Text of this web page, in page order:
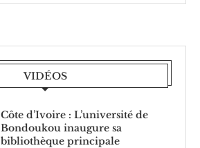
VIDÉOS
Côte d’Ivoire : L’université de
Bondoukou inaugure sa
bibliothèque principale